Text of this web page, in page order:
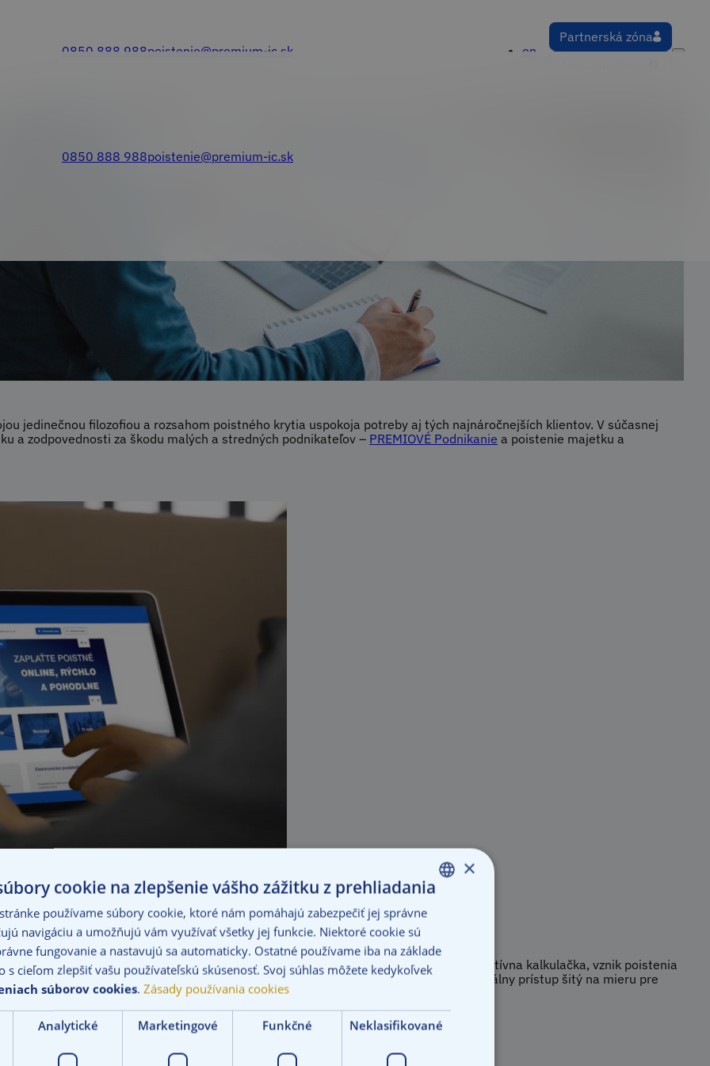
en
0850 888 988poistenie@premium-ic.sk
Partnerská zóna
0850 888 988poistenie@premium-ic.sk
jedinečnou filozofiou a rozsahom poistného krytia uspokoja potreby aj tých najnáročnejších klientov. V súčasnej
a zodpovednosti za škodu malých a stredných podnikateľov – PREMIOVÉ Podnikanie a poistenie majetku a
hlavným zmyslom je predchádzať zamietaniu nárokov na poistné plnenie. Intuitívna kalkulačka, vznik poistenia
ako rýchla likvidácia poistných udalostí. Trhovým nadštandardom je aj individuálny prístup šitý na mieru pre
×
cookie na zlepšenie vášho zážitku z prehliadania
používame súbory cookie, ktoré nám pomáhajú zabezpečiť jej správne
navigáciu a umožňujú vám využívať všetky jej funkcie. Niektoré cookie sú
fungovanie a nastavujú sa automaticky. Ostatné používame iba na základe
s cieľom zlepšiť vašu používateľskú skúsenosť. Svoj súhlas môžete kedykoľvek
súborov cookies. Zásady používania cookies
Analytické Marketingové Funkčné Neklasifikované